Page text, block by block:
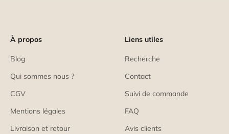
À propos
Blog
Qui sommes nous ?
CGV
Mentions légales
Livraison et retour
Liens utiles
Recherche
Contact
Suivi de commande
FAQ
Avis clients